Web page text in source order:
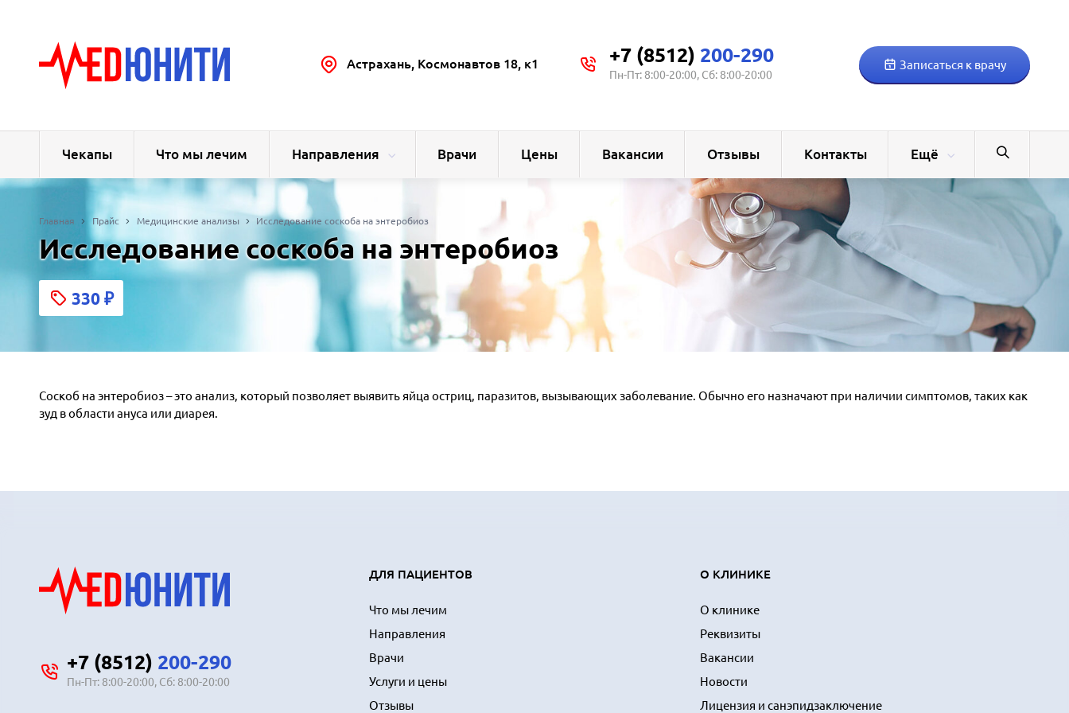
Астрахань, Космонавтов 18, к1 +7 (8512) 200-290
Пн-Пт: 8:00-20:00, Сб: 8:00-20:00
Записаться к врачу
Чекапы Что мы лечим Направления Врачи Цены Вакансии Отзывы Контакты Ещё
Главная Прайс Медицинские анализы Исследование соскоба на энтеробиоз
Исследование соскоба на энтеробиоз
330 ₽
Соскоб на энтеробиоз – это анализ, который позволяет выявить яйца остриц, паразитов, вызывающих заболевание. Обычно его назначают при наличии симптомов, таких как
зуд в области ануса или диарея.
+7 (8512) 200-290
Пн-Пт: 8:00-20:00, Сб: 8:00-20:00
ДЛЯ ПАЦИЕНТОВ
Что мы лечим
Направления
Врачи
Услуги и цены
Отзывы
О КЛИНИКЕ
О клинике
Реквизиты
Вакансии
Новости
Лицензия и санэпидзаключение